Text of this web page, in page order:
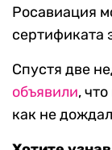
Росавиация
сертификата
Спустя две
объявили,
как не